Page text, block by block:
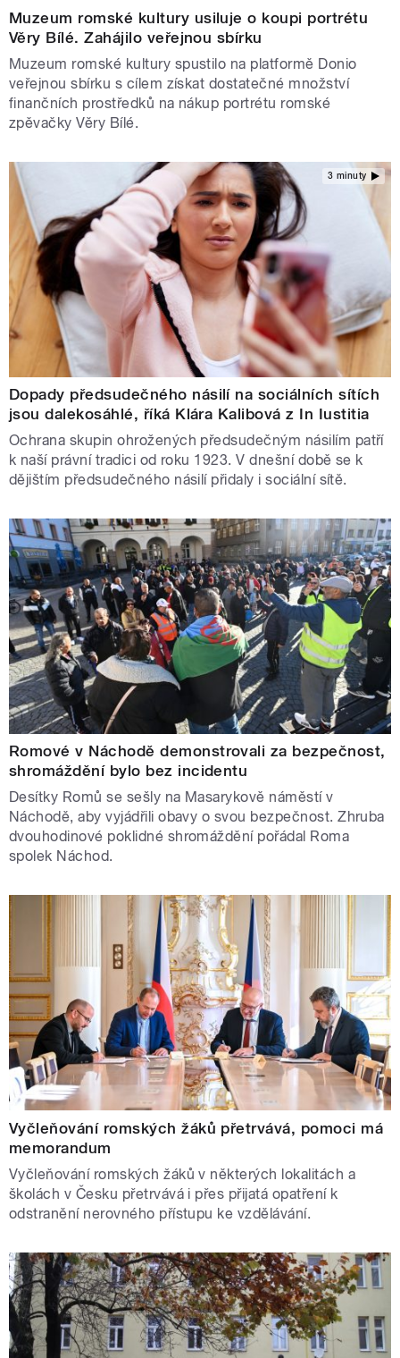
Muzeum romské kultury usiluje o koupi portrétu
Věry Bílé. Zahájilo veřejnou sbírku
Muzeum romské kultury spustilo na platformě Donio
veřejnou sbírku s cílem získat dostatečné množství
finančních prostředků na nákup portrétu romské
zpěvačky Věry Bílé.
3 minuty
Dopady předsudečného násilí na sociálních sítích
jsou dalekosáhlé, říká Klára Kalibová z In Iustitia
Ochrana skupin ohrožených předsudečným násilím patří
k naší právní tradici od roku 1923. V dnešní době se k
dějištím předsudečného násilí přidaly i sociální sítě.
Romové v Náchodě demonstrovali za bezpečnost,
shromáždění bylo bez incidentu
Desítky Romů se sešly na Masarykově náměstí v
Náchodě, aby vyjádřili obavy o svou bezpečnost. Zhruba
dvouhodinové poklidné shromáždění pořádal Roma
spolek Náchod.
Vyčleňování romských žáků přetrvává, pomoci má
memorandum
Vyčleňování romských žáků v některých lokalitách a
školách v Česku přetrvává i přes přijatá opatření k
odstranění nerovného přístupu ke vzdělávání.